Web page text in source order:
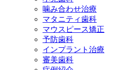
噛み合わせ治療
マタニティ歯科
マウスピース矯正
予防歯科
インプラント治療
審美歯科